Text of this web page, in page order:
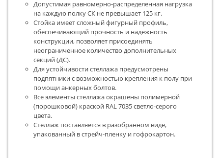
Допустимая равномерно-распределенная нагрузка
на каждую полку СК не превышает 125 кг.
Стойка имеет сложный фигурный профиль,
обеспечивающий прочность и надежность
конструкции, позволяет присоединять
неограниченное количество дополнительных
секций (ДС).
Для устойчивости стеллажа предусмотрены
подпятники с возможностью крепления к полу при
помощи анкерных болтов.
Все элементы стеллажа окрашены полимерной
(порошковой) краской RAL 7035 светло-серого
цвета.
Стеллаж поставляется в разобранном виде,
упакованный в стрейч-пленку и гофрокартон.